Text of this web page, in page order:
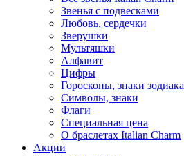
Звенья с подвесками
Любовь, сердечки
Зверушки
Мультяшки
Алфавит
Цифры
Гороскопы, знаки зодиака
Символы, знаки
Флаги
Специальная цена
О браслетах Italian Charm
Акции